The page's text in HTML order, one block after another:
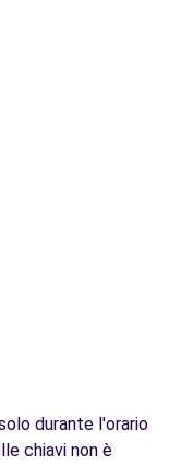
durante l'orario
chiavi non è